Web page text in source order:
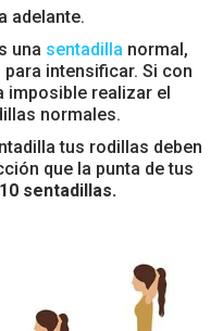
adelante.
una sentadilla normal,
intensificar. Si con
imposible realizar el
normales.
tus rodillas deben
que la punta de tus
sentadillas.